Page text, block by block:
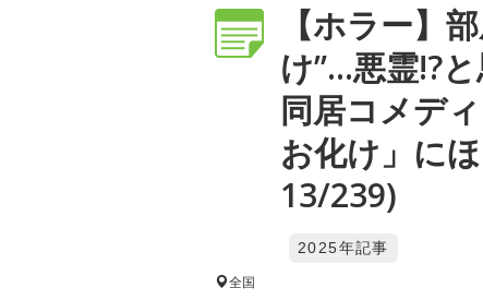
【ホラー】
け”…悪霊!?
同居コメデ
お化け」に
13/239)
2025年記事
全国